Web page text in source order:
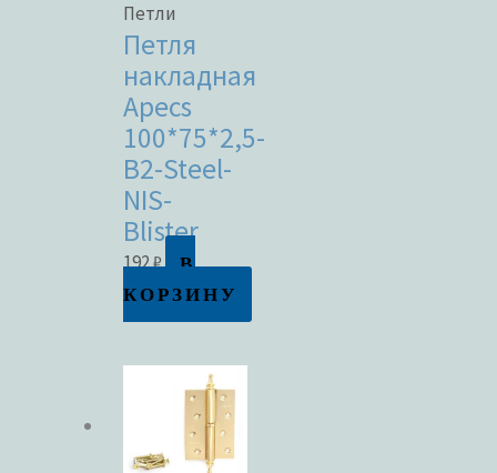
Петли
Петля
накладная
Apecs
100*75*2,5-
B2-Steel-
NIS-
Blister
192₽
В
КОРЗИНУ